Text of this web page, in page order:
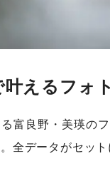
叶えるフォ
富良野・美瑛の
全データがセット